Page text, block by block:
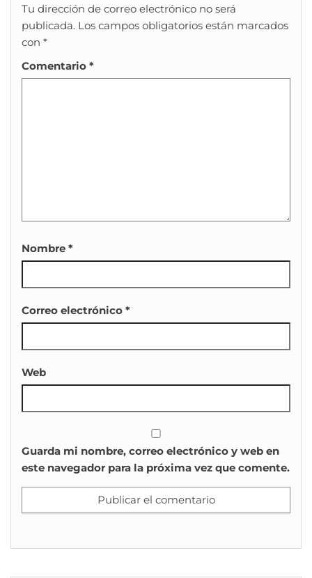
Tu dirección de correo electrónico no será
publicada. Los campos obligatorios están marcados
con *
Comentario *
Nombre *
Correo electrónico *
Web
Guarda mi nombre, correo electrónico y web en
este navegador para la próxima vez que comente.